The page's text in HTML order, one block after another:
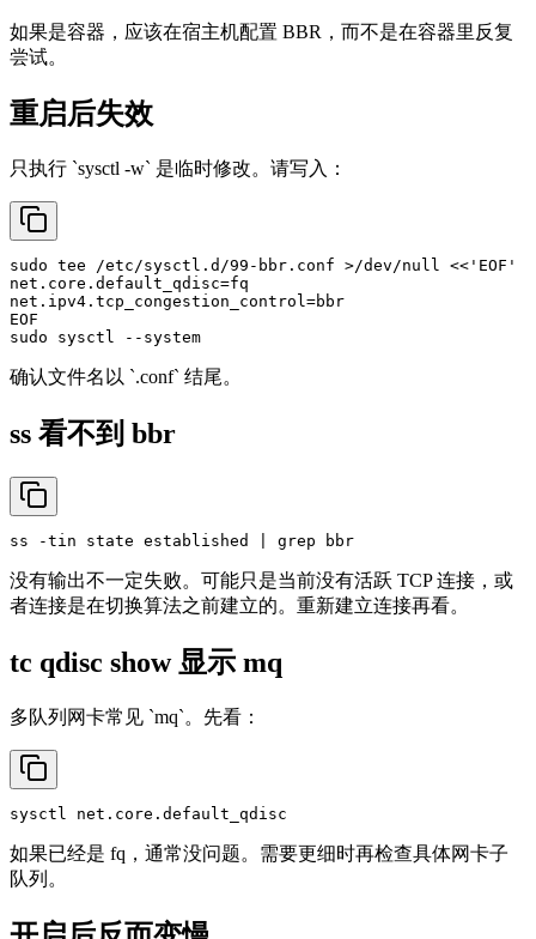
如果是容器，应该在宿主机配置 BBR，而不是在容器里反复
尝试。
重启后失效
只执行 `sysctl -w` 是临时修改。请写入：
sudo tee /etc/sysctl.d/99-bbr.conf >/dev/null << 'EOF'
net.core.default_qdisc=fq
net.ipv4.tcp_congestion_control=bbr
sudo
确认文件名以 `.conf` 结尾。
ss 看不到 bbr
没有输出不一定失败。可能只是当前没有活跃 TCP 连接，或
者连接是在切换算法之前建立的。重新建立连接再看。
tc qdisc show 显示 mq
多队列网卡常见 `mq`。先看：
如果已经是 fq，通常没问题。需要更细时再检查具体网卡子
队列。